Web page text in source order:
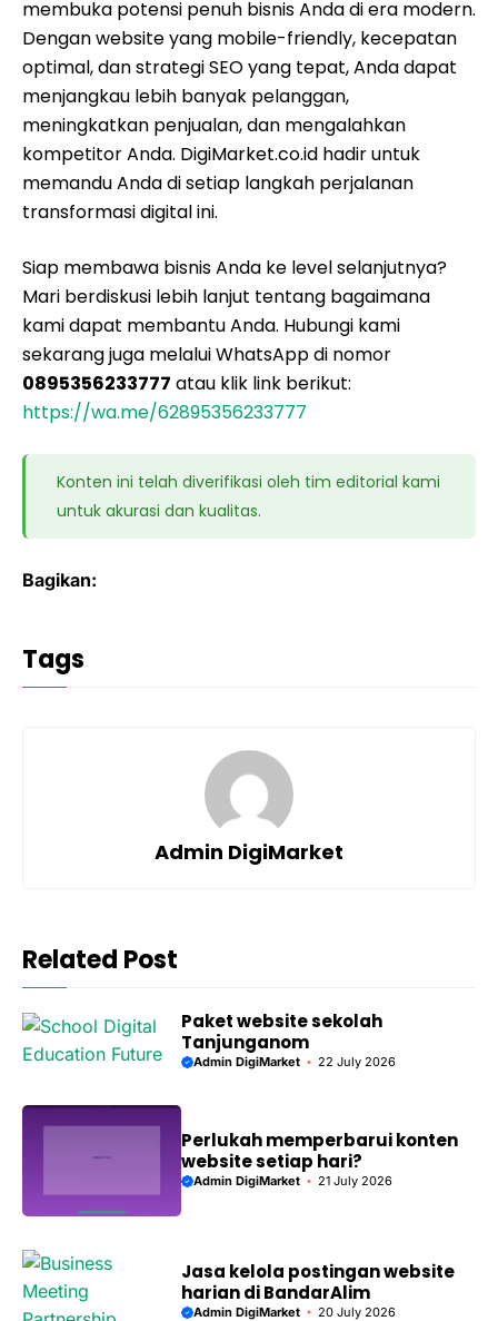
membuka potensi penuh bisnis Anda di era modern.
Dengan website yang mobile-friendly, kecepatan
optimal, dan strategi SEO yang tepat, Anda dapat
menjangkau lebih banyak pelanggan,
meningkatkan penjualan, dan mengalahkan
kompetitor Anda. DigiMarket.co.id hadir untuk
memandu Anda di setiap langkah perjalanan
transformasi digital ini.
Siap membawa bisnis Anda ke level selanjutnya?
Mari berdiskusi lebih lanjut tentang bagaimana
kami dapat membantu Anda. Hubungi kami
sekarang juga melalui WhatsApp di nomor
0895356233777 atau klik link berikut:
https://wa.me/62895356233777
Konten ini telah diverifikasi oleh tim editorial kami
untuk akurasi dan kualitas.
Bagikan:
Tags
Admin DigiMarket
Related Post
Paket website sekolah
Tanjunganom
Admin DigiMarket 22 July 2026
Perlukah memperbarui konten
website setiap hari?
Admin DigiMarket 21 July 2026
Jasa kelola postingan website
harian di BandarAlim
Admin DigiMarket 20 July 2026